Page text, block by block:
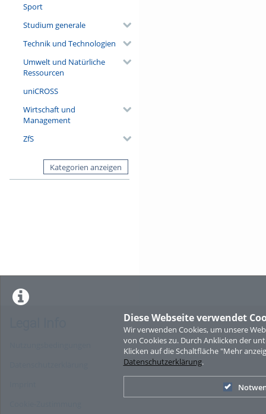
Diese Webseite verwendet
Wir verwenden Cookies, um unsere
von Cookies zu. Durch Anklicken der
Klicken auf die Schaltfläche "Mehr
Datenschutzerklärung.
Sport
Studium generale
Technik und Technologien
Umwelt und Natürliche
Ressourcen
uniCROSS
Wirtschaft und
Management
ZfS
Kategorien anzeigen